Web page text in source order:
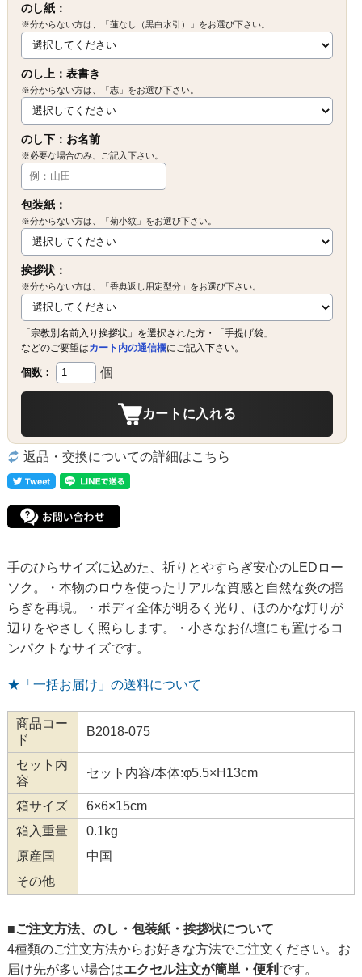
のし紙：
※分からない方は、「蓮なし（黒白水引）」をお選び下さい。
のし上：表書き
※分からない方は、「志」をお選び下さい。
のし下：お名前
※必要な場合のみ、ご記入下さい。
包装紙：
※分からない方は、「菊小紋」をお選び下さい。
挨拶状：
※分からない方は、「香典返し用定型分」をお選び下さい。
「宗教別名前入り挨拶状」を選択された方・「手提げ袋」
などのご要望はカート内の通信欄にご記入下さい。
個数： 個
カートに入れる
返品・交換についての詳細はこちら
手のひらサイズに込めた、祈りとやすらぎ安心のLEDロー
ソク。・本物のロウを使ったリアルな質感と自然な炎の揺
らぎを再現。・ボディ全体が明るく光り、ほのかな灯りが
辺りをやさしく照らします。・小さなお仏壇にも置けるコ
ンパクトなサイズです。
★「一括お届け」の送料について
商品コー
ド
B2018-075
セット内
容
セット内容/本体:φ5.5×H13cm
箱サイズ
6×6×15cm
箱入重量
0.1kg
原産国
中国
その他
■ご注文方法、のし・包装紙・挨拶状について
4種類のご注文方法からお好きな方法でご注文ください。お
届け先が多い場合はエクセル注文が簡単・便利 です。